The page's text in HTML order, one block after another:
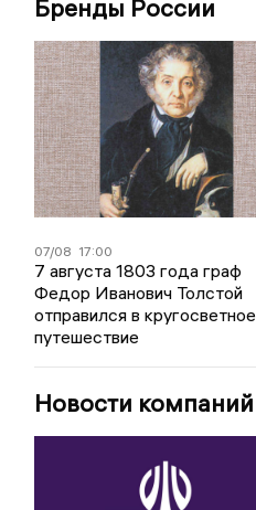
Бренды России
07/08 17:00
7 августа 1803 года граф
Федор Иванович Толстой
отправился в кругосветное
путешествие
Новости компаний